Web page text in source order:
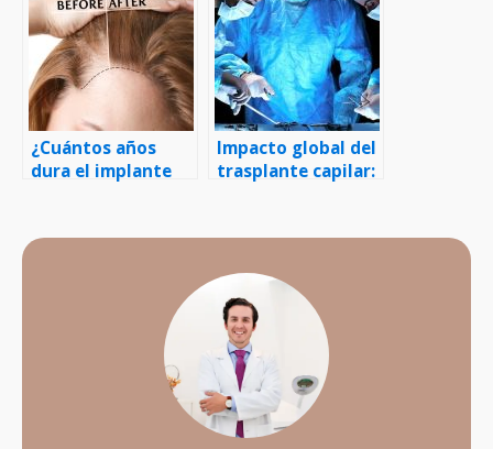
¿Cuántos años
dura el implante
Impacto global del
trasplante capilar:
cambia vidas